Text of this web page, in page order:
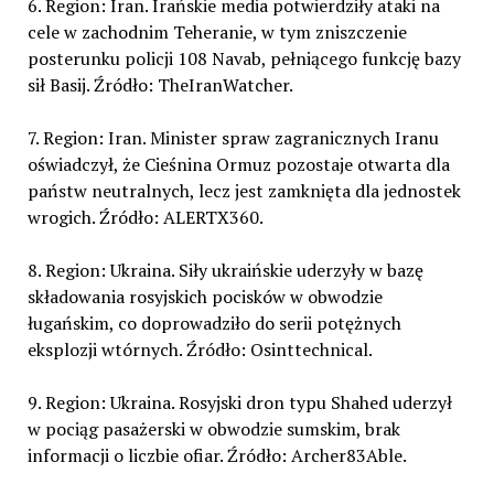
6. Region: Iran. Irańskie media potwierdziły ataki na
cele w zachodnim Teheranie, w tym zniszczenie
posterunku policji 108 Navab, pełniącego funkcję bazy
sił Basij. Źródło: TheIranWatcher.
7. Region: Iran. Minister spraw zagranicznych Iranu
oświadczył, że Cieśnina Ormuz pozostaje otwarta dla
państw neutralnych, lecz jest zamknięta dla jednostek
wrogich. Źródło: ALERTX360.
8. Region: Ukraina. Siły ukraińskie uderzyły w bazę
składowania rosyjskich pocisków w obwodzie
ługańskim, co doprowadziło do serii potężnych
eksplozji wtórnych. Źródło: Osinttechnical.
9. Region: Ukraina. Rosyjski dron typu Shahed uderzył
w pociąg pasażerski w obwodzie sumskim, brak
informacji o liczbie ofiar. Źródło: Archer83Able.